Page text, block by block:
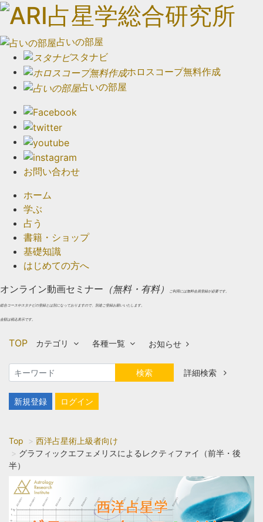
占いの部屋
スタナビ
ホロスコープ無料作成
占いの部屋
お問い合わせ
ホーム
学ぶ
占う
書籍・ショップ
基礎知識
はじめての方へ
オンライン動画セミナー （無料・有料） ご利用には無料会員登録が必要です。
総合コースやスタナビの登録とは別になっておりますので、別途ご登録お願いいたします。
金額は税込表示です。
TOP カテゴリ 各種一覧 お知らせ
検索 詳細検索
新規登録 ログイン
Top
西洋占星術上級者向け
グラフィックエフェメリスによるレクティファイ（前半・後
半）